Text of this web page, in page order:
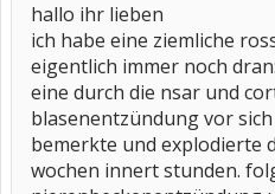
hallo ihr lieben
ich habe eine ziemliche
eigentlich immer noch
eine durch die nsar und
blasenentzündung vor
bemerkte und explodierte
wochen innert stunden.